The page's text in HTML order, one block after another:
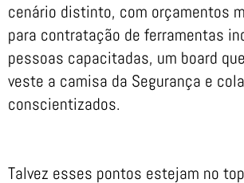
cenário distinto, com orçamentos
para contratação de ferramentas
pessoas capacitadas, um board
veste a camisa da Segurança e
conscientizados.
Talvez esses pontos estejam no